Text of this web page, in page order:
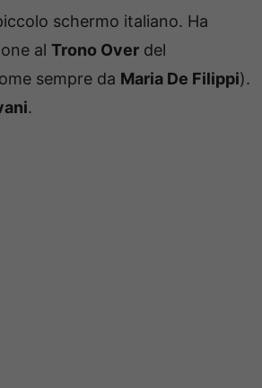
schermo italiano. Ha
al Trono Over del
sempre da Maria De Filippi).
.